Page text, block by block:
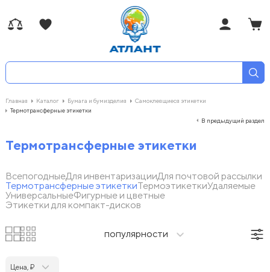
Главная Каталог Бумага и бумизделия
Самоклеящиеся этикетки
Термотрансферные этикетки
В предыдущий раздел
Термотрансферные этикетки
ВсепогодныеДля инвентаризацииДля почтовой рассылки
Термотрансферные этикеткиТермоэтикеткиУдаляемые
УниверсальныеФигурные и цветные
Этикетки для компакт-дисков
популярности
Цена, ₽